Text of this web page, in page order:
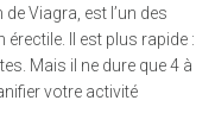
Viagra, est l’un des
Il est plus rapide :
Mais il ne dure que 4 à
votre activité